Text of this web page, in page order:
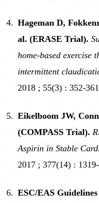
Hageman D,
al. (ERASE Trial).
home-based exercise
intermittent
2018 ; 55(3) : 352-
Eikelboom JW,
(COMPASS Trial).
Aspirin in Stable
2017 ; 377(14) :
ESC/EAS